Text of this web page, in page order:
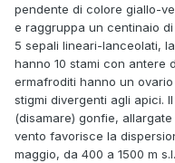
pendente di colore giallo-
e raggruppa un centinaio
5 sepali lineari-lanceolati,
hanno 10 stami con antere
ermafroditi hanno un
stigmi divergenti agli apici.
(disamare) gonfie,
vento favorisce la
maggio, da 400 a 1500 m